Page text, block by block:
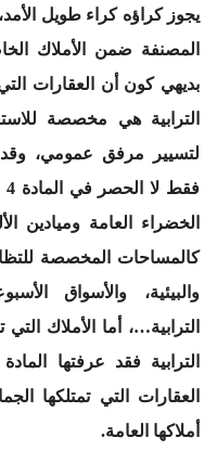
يجوز كراؤه كراء طويل
المصنفة ضمن الأملاك
بديهي كون أن العقارات
الترابية هي مخصصة
لتسيير مرفق عمومي،
الخضراء العامة وميادين
كالمساحات المخصصة
والبيئية، والأسواق
الترابية…، أما الأملاك
العقارات التي تمتلكها
أملاكها العامة.